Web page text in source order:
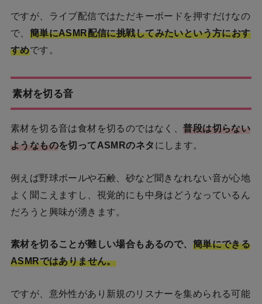
ですが、ライブ配信ではただキーボードを押すだけなの
で、 簡単にASMR配信に挑戦してみたいという方におす
すめです。
素材を切る音
素材を切る音は食材を切るのではなく、普段は切らない
ようなものを切ってASMRのネタ にします。
例えば野球ボールや石鹸、砂など聞きなれない音が心地
よく聞こえますし、視覚的にも中身はどうなっているん
だろうと興味が湧きます。
素材を切ることが難しい場合もあるので、 簡単にできる
ASMRではありません。
ですが、意外性があり新規のリスナーを集められる可能